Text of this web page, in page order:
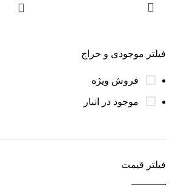
فیلتر موجودی و حراج
فروش ویژه
موجود در انبار
فیلتر قیمت